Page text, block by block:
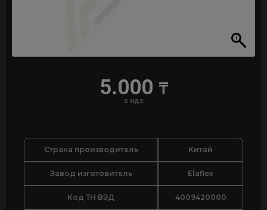
5.000 ₸
с ндс
Страна производитель Китай
Завод изготовитель Elaflex
Код ТН ВЭД 4009420000